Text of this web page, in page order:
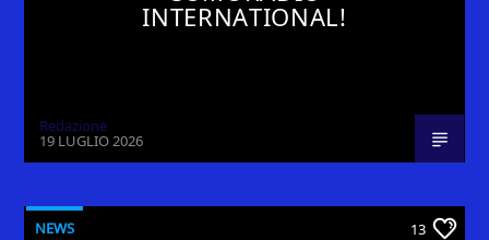
INTERNATIONAL!
Redazione
19 LUGLIO 2026
NEWS 13